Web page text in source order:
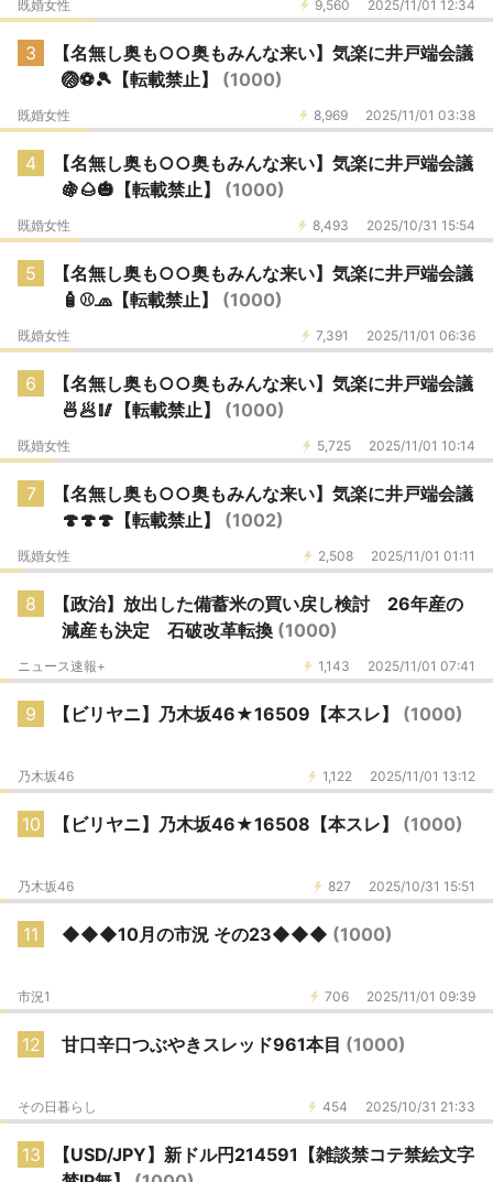
9,560 2025/11/01 12:34
既婚女性
3
【名無し奥も○○奥もみんな来い】気楽に井戸端会議
🏐⚽🎾【転載禁止】 (1000)
8,969 2025/11/01 03:38
既婚女性
4
【名無し奥も○○奥もみんな来い】気楽に井戸端会議
🍇🌰🎃【転載禁止】 (1000)
8,493 2025/10/31 15:54
既婚女性
5
【名無し奥も○○奥もみんな来い】気楽に井戸端会議
🧴⚾️🧢【転載禁止】 (1000)
7,391 2025/11/01 06:36
既婚女性
6
【名無し奥も○○奥もみんな来い】気楽に井戸端会議
🍜🥟🥢【転載禁止】 (1000)
5,725 2025/11/01 10:14
既婚女性
7
【名無し奥も○○奥もみんな来い】気楽に井戸端会議
🍄🍄🍄【転載禁止】 (1002)
2,508 2025/11/01 01:11
既婚女性
8
【政治】放出した備蓄米の買い戻し検討 26年産の
減産も決定 石破改革転換 (1000)
1,143 2025/11/01 07:41
ニュース速報+
9 【ビリヤニ】乃木坂46★16509【本スレ】 (1000)
1,122 2025/11/01 13:12
乃木坂46
10 【ビリヤニ】乃木坂46★16508【本スレ】 (1000)
827 2025/10/31 15:51
乃木坂46
11 ◆◆◆10月の市況 その23◆◆◆ (1000)
706 2025/11/01 09:39
市況1
12 甘口辛口つぶやきスレッド961本目 (1000)
454 2025/10/31 21:33
その日暮らし
13
【USD/JPY】新ドル円214591【雑談禁コテ禁絵文字